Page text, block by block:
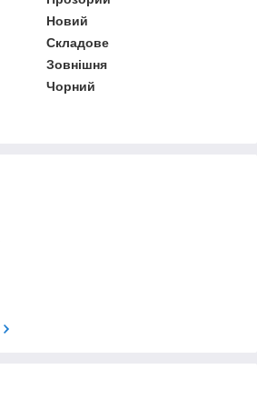
Новий
Складове
Зовнішня
Чорний